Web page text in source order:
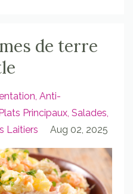
de terre
Anti-
Principaux Salades
Laitiers Aug 02, 2025